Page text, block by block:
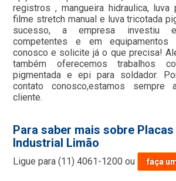
registros , mangueira hidraulica, luva
filme stretch manual e luva tricotada
sucesso, a empresa investiu
competentes e em equipamentos
conosco e solicite já o que precisa!
também oferecemos trabalhos
pigmentada e epi para soldador.
contato conosco,estamos sempre
cliente.
Para saber mais sobre
Industrial Limão
Ligue para(11) 4061-1200 ou faça